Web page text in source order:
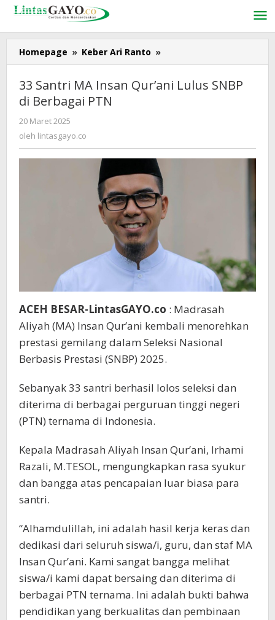
Lewati
konten
Homepage » Keber Ari Ranto »
Santri
Insan
33 Santri MA Insan Qur’ani Lulus SNBP
di Berbagai PTN
20 Maret 2025
lintasgayo.co
oleh lintasgayo.co
ACEH BESAR-LintasGAYO.co : Madrasah
Aliyah (MA) Insan Qur’ani kembali menorehkan
prestasi gemilang dalam Seleksi Nasional
Berbasis Prestasi (SNBP) 2025.
Sebanyak 33 santri berhasil lolos seleksi dan
diterima di berbagai perguruan tinggi negeri
(PTN) ternama di Indonesia.
Kepala Madrasah Aliyah Insan Qur’ani, Irhami
Razali, M.TESOL, mengungkapkan rasa syukur
dan bangga atas pencapaian luar biasa para
santri.
“Alhamdulillah, ini adalah hasil kerja keras dan
dedikasi dari seluruh siswa/i, guru, dan staf MA
Insan Qur’ani. Kami sangat bangga melihat
siswa/i kami dapat bersaing dan diterima di
berbagai PTN ternama. Ini adalah bukti bahwa
pendidikan yang berkualitas dan pembinaan